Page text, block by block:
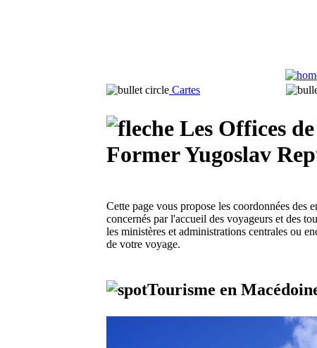
Cartes
Les Offices
Former Yugoslav
Cette page vous propose les coordonnées des
concernés par l'accueil des voyageurs et des
les ministères et administrations centrales ou
de votre voyage.
Tourisme en